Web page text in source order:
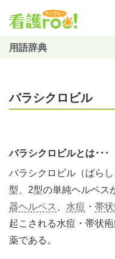
用語辞典
バラシクロビル
バラシクロビルとは･･･
バラシクロビル（ばら
型、2型の単純ヘルペス
器ヘルペス
水痘 ・ 帯
起こされる水痘・帯状
薬である。